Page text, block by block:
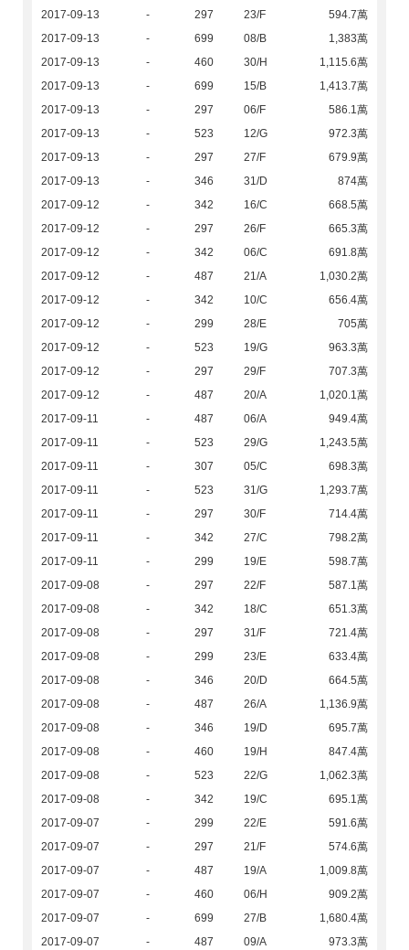
2017-09-13
- 297 23/F
594.7萬
2017-09-13
- 699 08/B
1,383萬
2017-09-13
- 460 30/H
1,115.6萬
2017-09-13
- 699 15/B
1,413.7萬
2017-09-13
- 297 06/F
586.1萬
2017-09-13
- 523 12/G
972.3萬
2017-09-13
- 297 27/F
679.9萬
2017-09-13
- 346 31/D
874萬
2017-09-12
- 342 16/C
668.5萬
2017-09-12
- 297 26/F
665.3萬
2017-09-12
- 342 06/C
691.8萬
2017-09-12
- 487 21/A
1,030.2萬
2017-09-12
- 342 10/C
656.4萬
2017-09-12
- 299 28/E
705萬
2017-09-12
- 523 19/G
963.3萬
2017-09-12
- 297 29/F
707.3萬
2017-09-12
- 487 20/A
1,020.1萬
2017-09-11
- 487 06/A
949.4萬
2017-09-11
- 523 29/G
1,243.5萬
2017-09-11
- 307 05/C
698.3萬
2017-09-11
- 523 31/G
1,293.7萬
2017-09-11
- 297 30/F
714.4萬
2017-09-11
- 342 27/C
798.2萬
2017-09-11
- 299 19/E
598.7萬
2017-09-08
- 297 22/F
587.1萬
2017-09-08
- 342 18/C
651.3萬
2017-09-08
- 297 31/F
721.4萬
2017-09-08
- 299 23/E
633.4萬
2017-09-08
- 346 20/D
664.5萬
2017-09-08
- 487 26/A
1,136.9萬
2017-09-08
- 346 19/D
695.7萬
2017-09-08
- 460 19/H
847.4萬
2017-09-08
- 523 22/G
1,062.3萬
2017-09-08
- 342 19/C
695.1萬
2017-09-07
- 299 22/E
591.6萬
2017-09-07
- 297 21/F
574.6萬
2017-09-07
- 487 19/A
1,009.8萬
2017-09-07
- 460 06/H
909.2萬
2017-09-07
- 699 27/B
1,680.4萬
2017-09-07
- 487 09/A
973.3萬